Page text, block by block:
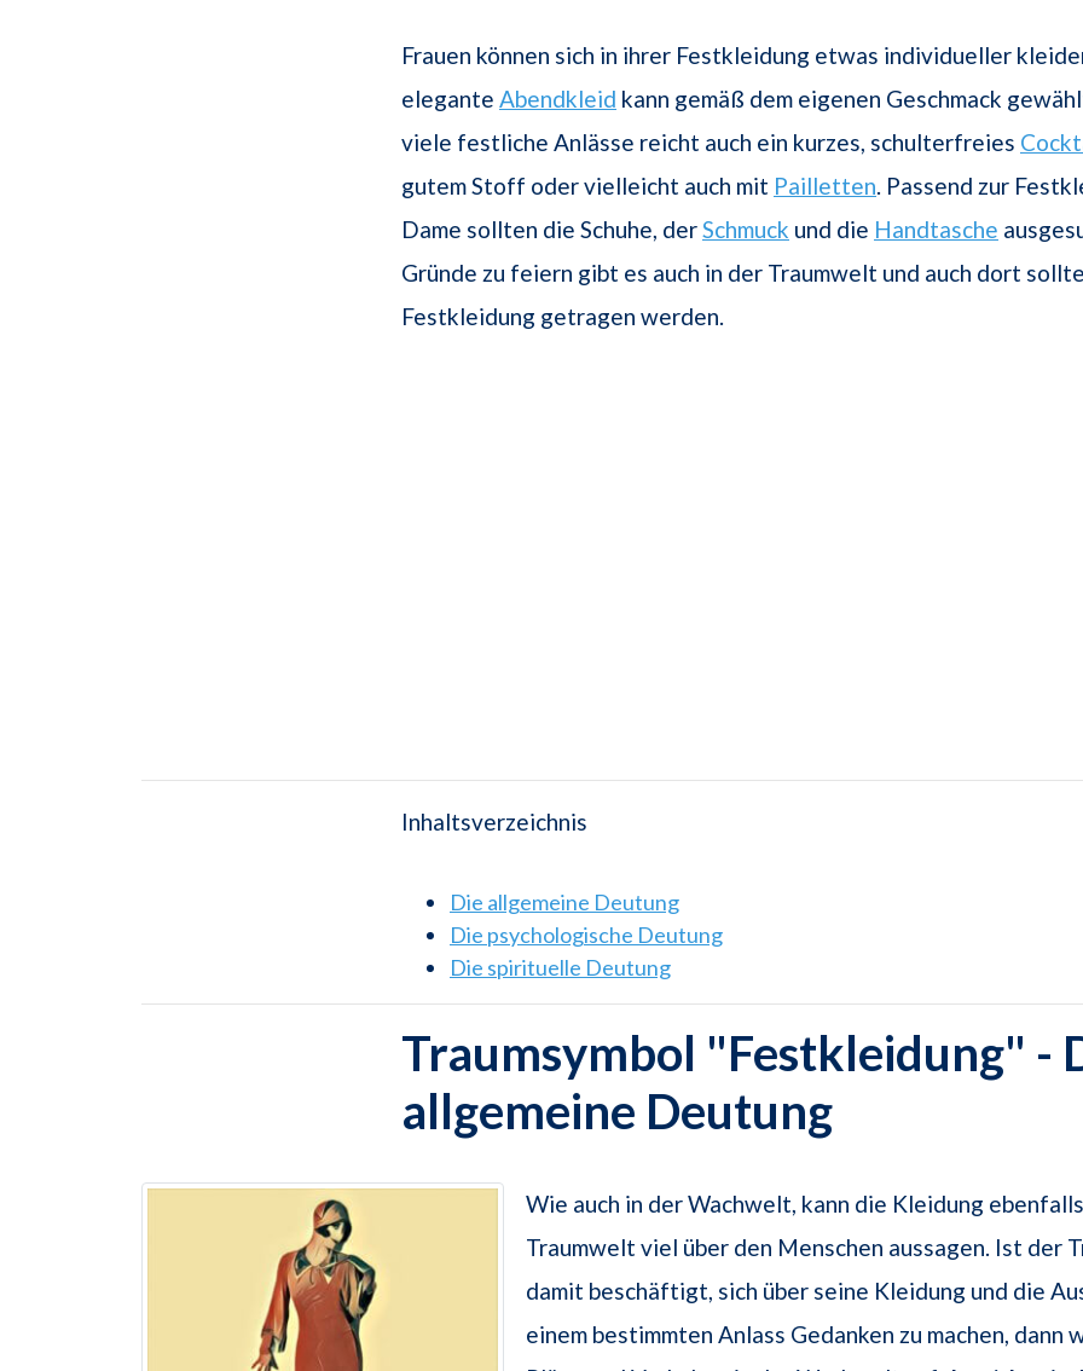
Frauen können sich in ihrer Festkleidung etwas individueller
elegante Abendkleid kann gemäß dem eigenen Geschmack
viele festliche Anlässe reicht auch ein kurzes, schulterfreies
gutem Stoff oder vielleicht auch mit Pailletten. Passend zur
Dame sollten die Schuhe, derSchmuck und die Handtasche
Gründe zu feiern gibt es auch in der Traumwelt und auch dort sollte
Festkleidung getragen werden.
Inhaltsverzeichnis
Die allgemeine Deutung
Die psychologische Deutung
Die spirituelle Deutung
Traumsymbol "Festkleidung" -
allgemeine Deutung
Wie auch in der Wachwelt, kann die Kleidung
Traumwelt viel über den Menschen aussagen. Ist der
damit beschäftigt, sich über seine Kleidung und die
einem bestimmten Anlass Gedanken zu machen, dann